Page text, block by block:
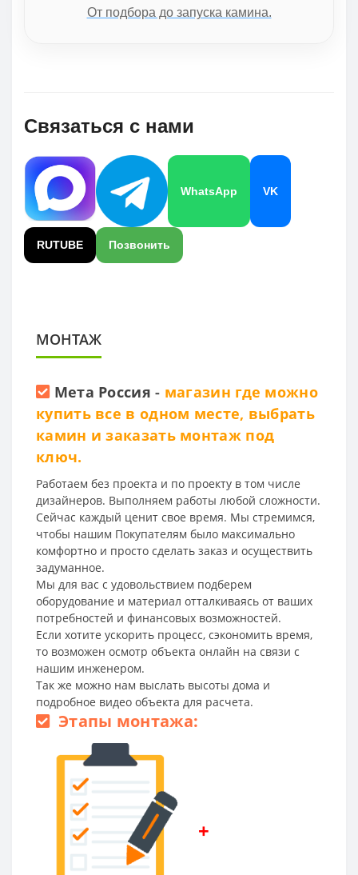
От подбора до запуска камина.
Связаться с нами
WhatsApp VK
RUTUBE Позвонить
МОНТАЖ
Мета Россия - магазин где можно
купить все в одном месте, выбрать
камин и заказать монтаж под
ключ.
Работаем без проекта и по проекту в том числе
дизайнеров. Выполняем работы любой сложности.
Сейчас каждый ценит свое время. Мы стремимся,
чтобы нашим Покупателям было максимально
комфортно и просто сделать заказ и осуществить
задуманное.
Мы для вас с удовольствием подберем
оборудование и материал отталкиваясь от ваших
потребностей и финансовых возможностей.
Если хотите ускорить процесс, сэкономить время,
то возможен осмотр объекта онлайн на связи с
нашим инженером.
Так же можно нам выслать высоты дома и
подробное видео объекта для расчета.
Этапы монтажа:
+